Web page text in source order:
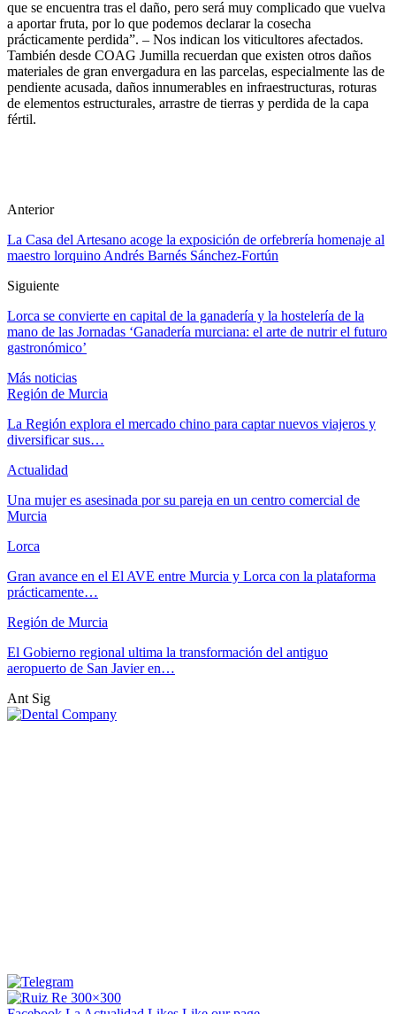
que se encuentra tras el daño, pero será muy complicado que vuelva
a aportar fruta, por lo que podemos declarar la cosecha
prácticamente perdida”. – Nos indican los viticultores afectados.
También desde COAG Jumilla recuerdan que existen otros daños
materiales de gran envergadura en las parcelas, especialmente las de
pendiente acusada, daños innumerables en infraestructuras, roturas
de elementos estructurales, arrastre de tierras y perdida de la capa
fértil.
Anterior
La Casa del Artesano acoge la exposición de orfebrería homenaje al
maestro lorquino Andrés Barnés Sánchez-Fortún
Siguiente
Lorca se convierte en capital de la ganadería y la hostelería de la
mano de las Jornadas ‘Ganadería murciana: el arte de nutrir el futuro
gastronómico’
Más noticias
Región de Murcia
La Región explora el mercado chino para captar nuevos viajeros y
diversificar sus…
Actualidad
Una mujer es asesinada por su pareja en un centro comercial de
Murcia
Lorca
Gran avance en el El AVE entre Murcia y Lorca con la plataforma
prácticamente…
Región de Murcia
El Gobierno regional ultima la transformación del antiguo
aeropuerto de San Javier en…
Ant Sig